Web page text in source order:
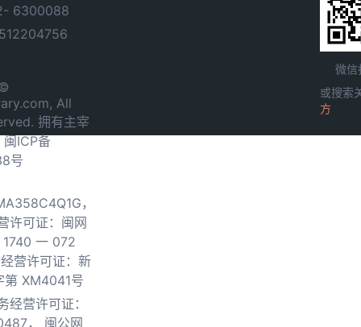
6300088
All
拥有主宰
闽ICP备
号
，
许可证：闽网
一 072
营许可证：新
第 XM4041号
经营许可证：
，
闽公网
微信
或搜索
方